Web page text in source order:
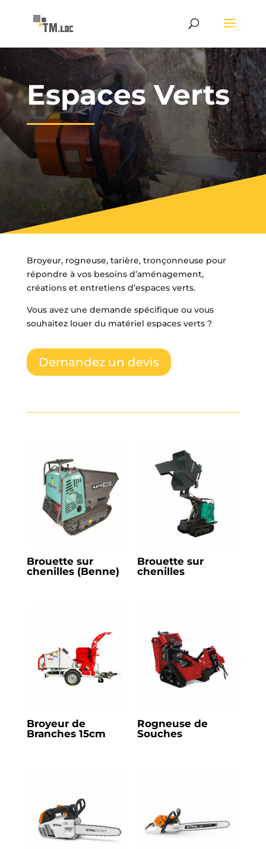
Espaces Verts
Broyeur, rogneuse, tarière, tronçonneuse pour
répondre à vos besoins d’aménagement,
créations et entretiens d’espaces verts.
Vous avez une demande spécifique ou vous
souhaitez louer du matériel espaces verts ?
Demandez un devis
Brouette sur
chenilles (Benne)
Brouette sur
chenilles
Broyeur de
Branches 15cm
Rogneuse de
Souches